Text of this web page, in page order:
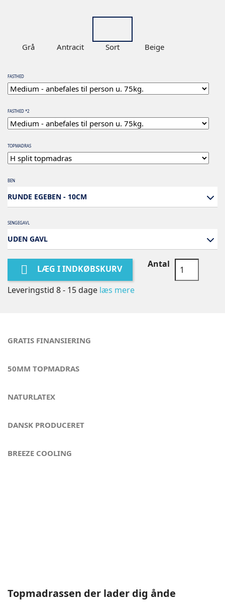
Grå Antracit Sort Beige
FASTHED
FASTHED *2
TOPMADRAS
BEN
RUNDE EGEBEN - 10CM
SENGEGAVL
UDEN GAVL
 LÆG I INDKØBSKURV Antal
Leveringstid 8 - 15 dage læs mere
GRATIS FINANSIERING
50MM TOPMADRAS
NATURLATEX
DANSK PRODUCERET
BREEZE COOLING
Topmadrassen der lader dig ånde